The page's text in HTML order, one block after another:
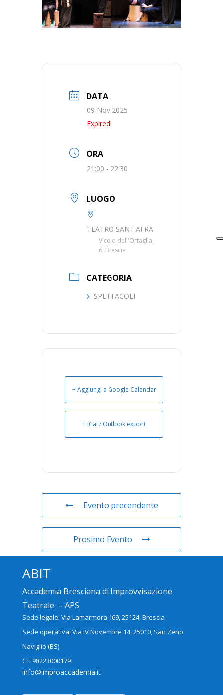
DATA
09 Nov 2025
Expired!
ORA
21:00 - 22:30
LUOGO
TEATRO SANT'AFRA
Vicolo dell'Ortaglia,
6, Brescia
CATEGORIA
SPETTACOLI
+ Aggiungi a Google Calendar
+ iCal / Outlook export
Evento precendente
Prosimo Evento
ABIT
Accademia Bresciana di Improvvisazione
Teatrale – APS
Sede legale: Via Lamarmora 169, 25124, Brescia
Sede operativa: Via IV Novembre 14, 25010, San Zeno
Naviglio (BS)
CF: 98223000179
info@improaccademia.it